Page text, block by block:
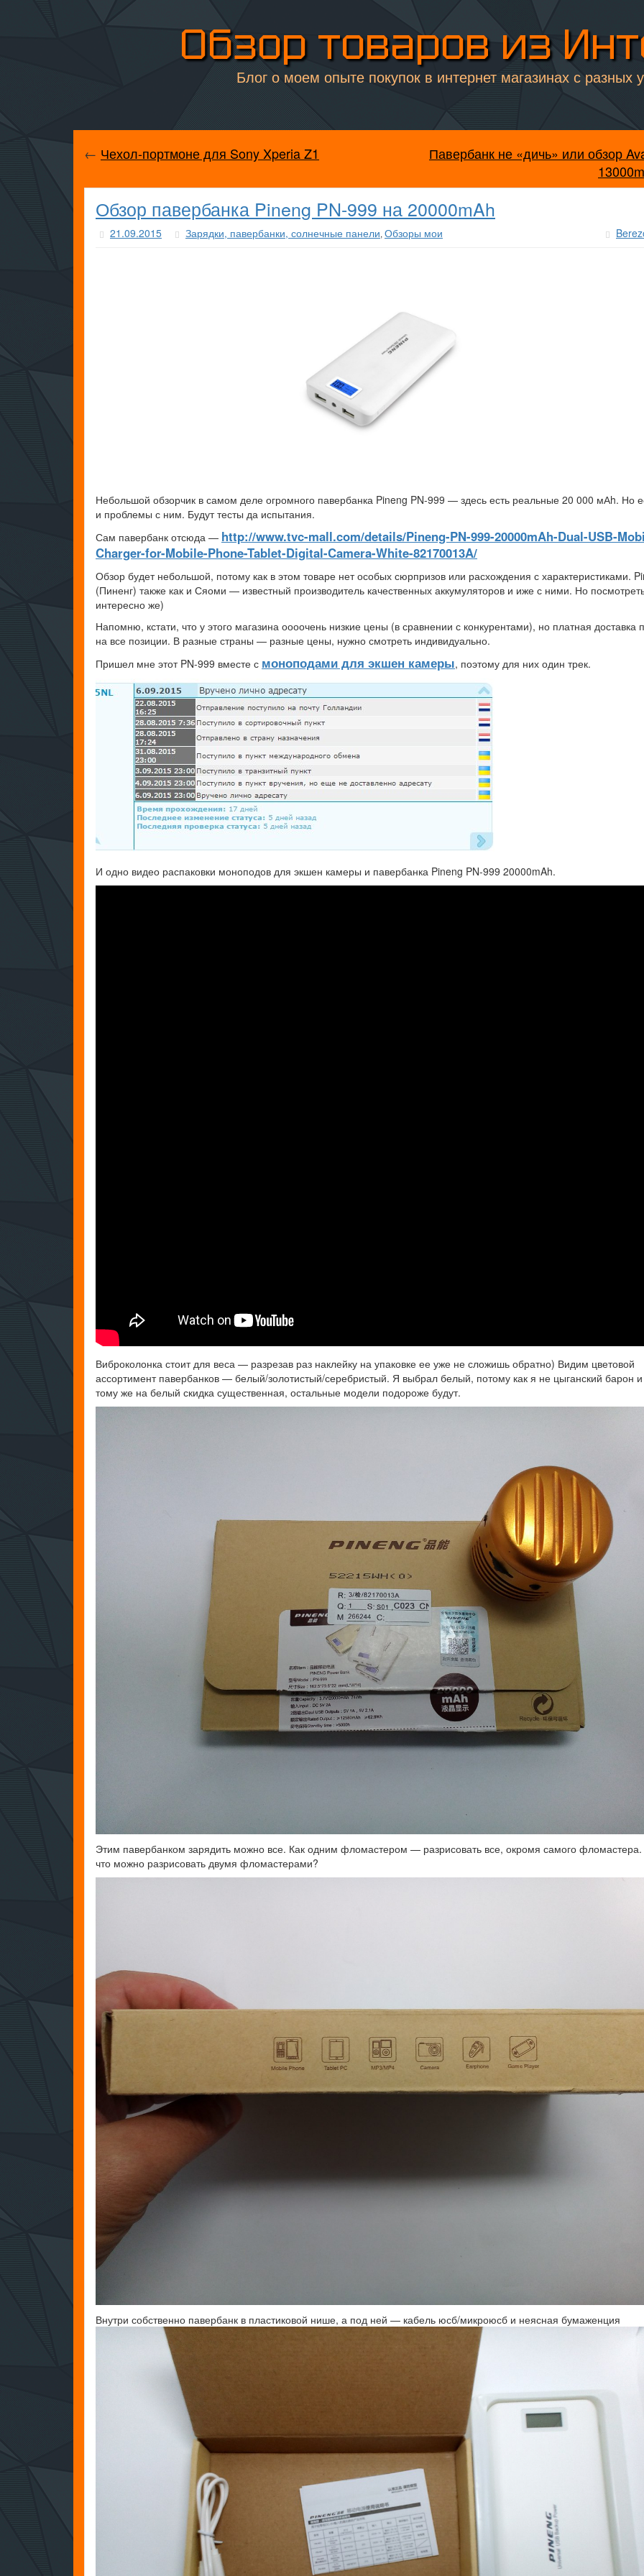
Обзор товаров из
Блог о моем опыте покупок в интернет магазинах с разных
← Чехол-портмоне для Sony Xperia Z1
Павербанк не «дичь» или обзор
Обзор павербанка Pineng PN-999 на 20000mAh
21.09.2015 Зарядки, павербанки, солнечные панели, Обзоры мои
Небольшой обзорчик в самом деле огромного павербанка Pineng PN-999 — здесь есть реальные 20 000 мАh. Но
и проблемы с ним. Будут тесты да испытания.
Сам павербанк отсюда — http://www.tvc-mall.com/details/Pineng-PN-999-20000mAh-Dual-USB-
Charger-for-Mobile-Phone-Tablet-Digital-Camera-White-82170013A/
Обзор будет небольшой, потому как в этом товаре нет особых сюрпризов или расхождения с характеристиками.
(Пиненг) также как и Сяоми — известный производитель качественных аккумуляторов и иже с ними. Но
интересно же)
Напомню, кстати, что у этого магазина оооочень низкие цены (в сравнении с конкурентами), но платная доставка
на все позиции. В разные страны — разные цены, нужно смотреть индивидуально.
Пришел мне этот PN-999 вместе с моноподами для экшен камеры, поэтому для них один трек.
И одно видео распаковки моноподов для экшен камеры и павербанка Pineng PN-999 20000mAh.
Виброколонка стоит для веса — разрезав раз наклейку на упаковке ее уже не сложишь обратно) Видим цветовой
ассортимент павербанков — белый/золотистый/серебристый. Я выбрал белый, потому как я не цыганский барон и
тому же на белый скидка существенная, остальные модели подороже будут.
Этим павербанком зарядить можно все. Как одним фломастером — разрисовать все, окромя самого
что можно разрисовать двумя фломастерами?
Внутри собственно павербанк в пластиковой нише, а под ней — кабель юсб/микроюсб и неясная бумаженция